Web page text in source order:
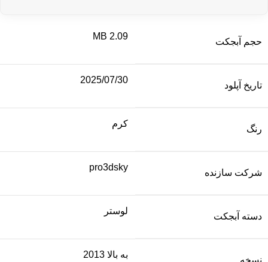
حجم آبجکت
2.09 MB
تاریخ آپلود
2025/07/30
رنگ
کرم
شرکت سازنده
pro3dsky
دسته آبجکت
لوستر
نسخه
به بالا 2013